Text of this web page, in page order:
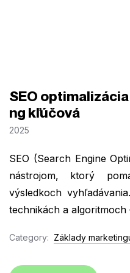
SEO
ng kľúčová
2025
SEO (Search Engine
nástrojom, ktorý
výsledkoch
technikách a algoritmoch
Category: Základy